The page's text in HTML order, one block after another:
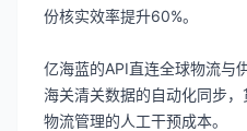
份核实效率提升60%。
亿海蓝的API直连全球物流与
海关清关数据的自动化同步
物流管理的人工干预成本。